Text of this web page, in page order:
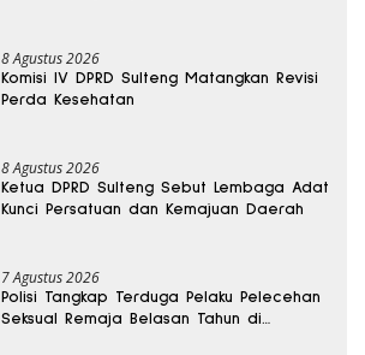
8 Agustus 2026
Komisi IV DPRD Sulteng Matangkan Revisi
Perda Kesehatan
8 Agustus 2026
Ketua DPRD Sulteng Sebut Lembaga Adat
Kunci Persatuan dan Kemajuan Daerah
7 Agustus 2026
Polisi Tangkap Terduga Pelaku Pelecehan
Seksual Remaja Belasan Tahun di